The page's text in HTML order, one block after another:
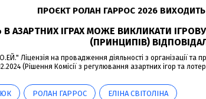
ПРОЄКТ РОЛАН ГАРРОС 2026
В АЗАРТНИХ ІГРАХ МОЖЕ ВИКЛИКАТИ
(ПРИНЦИПІВ)
Ліцензія на провадження діяльності з організації та
(Рішення Комісії з регулювання азартних ігор та
РОЛАН ГАРРОС ЕЛІНА СВІТОЛІНА